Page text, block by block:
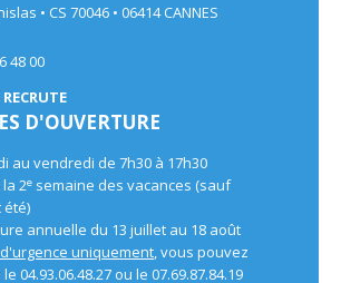
• CS 70046 • 06414 CANNES
48 00
D'OUVERTURE
au vendredi de 7h30 à 17h30
2e semaine des vacances (sauf
été)
annuelle du 13 juillet au 18 août
uniquement, vous pouvez
04.93.06.48.27 ou le 07.69.87.84.19